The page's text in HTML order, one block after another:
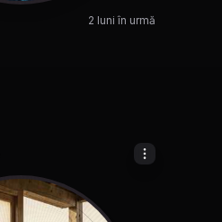
2 luni în urmă